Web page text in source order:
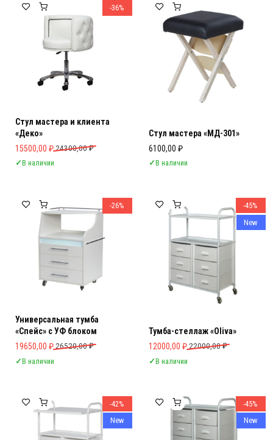
-36%
Стул мастера и клиента
«Деко»
24300,00₽
Первоначальная цена составляла 24300,00 ₽.
15500,00 ₽
Текущая цена: 15500,00 ₽.
✓В наличии
Стул мастера «МД-301»
6100,00 ₽
✓В наличии
-26%
Универсальная тумба
«Спейс» с УФ блоком
26520,00₽
Первоначальная цена составляла 26520,00 ₽.
19650,00 ₽
Текущая цена: 19650,00 ₽.
✓В наличии
-45%
New
Тумба-стеллаж «Oliva»
22000,00₽
Первоначальная цена
12000,00 ₽
Текущая цена: 12000,00 ₽.
✓В наличии
-42%
New
-45%
New